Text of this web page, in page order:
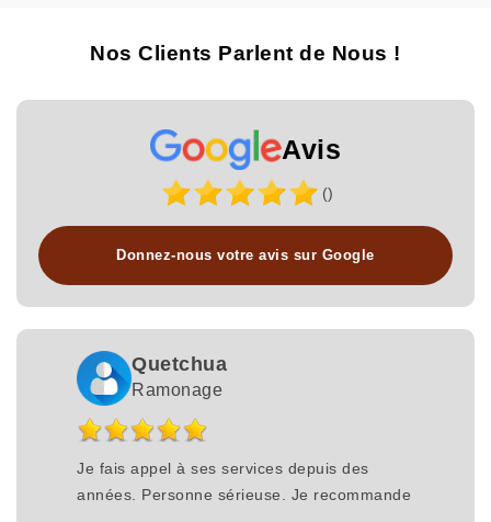
Nos Clients Parlent de Nous !
Avis
()
Donnez-nous votre avis sur Google
Quetchua
Ramonage
Je fais appel à ses services depuis des
années. Personne sérieuse. Je recommande